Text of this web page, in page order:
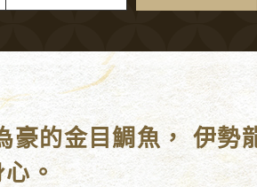
豪的金目鯛魚， 伊勢
心。